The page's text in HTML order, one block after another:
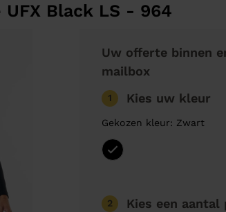
Black LS - 964
Uw offerte binnen
mailbox
1 Kies uw kleur
Gekozen kleur: Zwart
2 Kies een aantal